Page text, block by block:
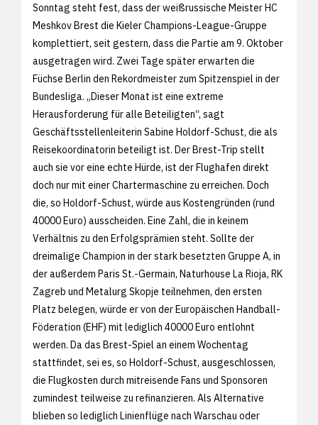
Sonntag steht fest, dass der weißrussische Meister HC
Meshkov Brest die Kieler Champions-League-Gruppe
komplettiert, seit gestern, dass die Partie am 9. Oktober
ausgetragen wird. Zwei Tage später erwarten die
Füchse Berlin den Rekordmeister zum Spitzenspiel in der
Bundesliga. „Dieser Monat ist eine extreme
Herausforderung für alle Beteiligten“, sagt
Geschäftsstellenleiterin Sabine Holdorf-Schust, die als
Reisekoordinatorin beteiligt ist. Der Brest-Trip stellt
auch sie vor eine echte Hürde, ist der Flughafen direkt
doch nur mit einer Chartermaschine zu erreichen. Doch
die, so Holdorf-Schust, würde aus Kostengründen (rund
40000 Euro) ausscheiden. Eine Zahl, die in keinem
Verhältnis zu den Erfolgsprämien steht. Sollte der
dreimalige Champion in der stark besetzten Gruppe A, in
der außerdem Paris St.-Germain, Naturhouse La Rioja, RK
Zagreb und Metalurg Skopje teilnehmen, den ersten
Platz belegen, würde er von der Europäischen Handball-
Föderation (EHF) mit lediglich 40000 Euro entlohnt
werden. Da das Brest-Spiel an einem Wochentag
stattfindet, sei es, so Holdorf-Schust, ausgeschlossen,
die Flugkosten durch mitreisende Fans und Sponsoren
zumindest teilweise zu refinanzieren. Als Alternative
blieben so lediglich Linienflüge nach Warschau oder